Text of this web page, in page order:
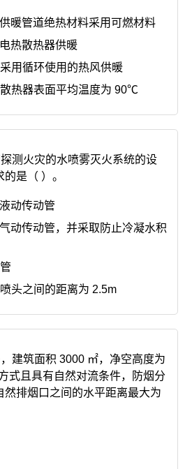
暖管道绝热材料采用可燃材料
热散热器供暖
用循环使用的热风供暖
热器表面平均温度为 90℃
测火灾的水喷雾灭火系统的设
是（ ）。
动传动管
动传动管，并采取防止冷凝水积
头之间的距离为 2.5m
建筑面积 3000 ㎡，净空高度为
式且具有自然对流条件，防烟分
然排烟口之间的水平距离最大为